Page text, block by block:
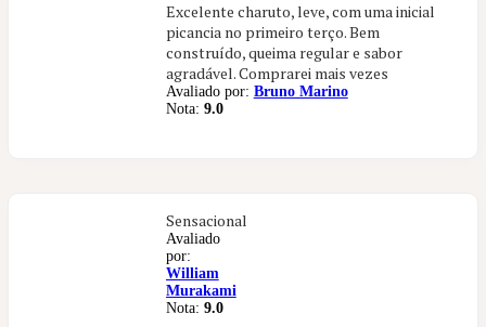
Excelente charuto, leve, com uma inicial
picancia no primeiro terço. Bem
construído, queima regular e sabor
agradável. Comprarei mais vezes
Avaliado por: Bruno Marino
Nota: 9.0
Sensacional
Avaliado
por:
William
Murakami
Nota: 9.0